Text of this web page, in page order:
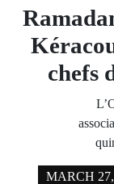
chefs
MARCH